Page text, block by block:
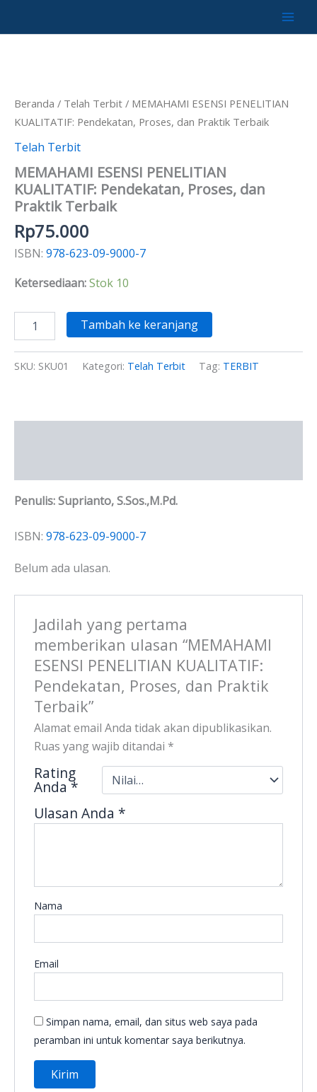
Beranda / Telah Terbit / MEMAHAMI ESENSI PENELITIAN
KUALITATIF: Pendekatan, Proses, dan Praktik Terbaik
Telah Terbit
MEMAHAMI ESENSI PENELITIAN
KUALITATIF: Pendekatan, Proses, dan
Praktik Terbaik
Rp75.000
ISBN: 978-623-09-9000-7
Ketersediaan:Stok 10
KUALITATIF:
Pendekatan,
Proses,
dan
Praktik
Terbaik
Tambah ke keranjang
SKU: SKU01 Kategori: Telah Terbit Tag: TERBIT
Penulis:Suprianto, S.Sos.,M.Pd.
ISBN: 978-623-09-9000-7
Belum ada ulasan.
Jadilah yang pertama
memberikan ulasan “MEMAHAMI
ESENSI PENELITIAN KUALITATIF:
Pendekatan, Proses, dan Praktik
Terbaik”
Alamat email Anda tidak akan dipublikasikan.
Ruas yang wajib ditandai *
Rating
Anda*
Ulasan Anda *
Nama
Email
Simpan nama, email, dan situs web saya pada
peramban ini untuk komentar saya berikutnya.